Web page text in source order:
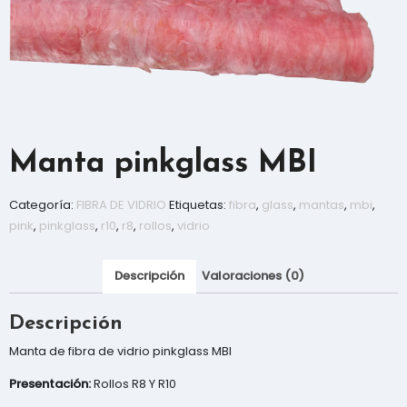
Manta pinkglass MBI
Categoría: FIBRA DE VIDRIO Etiquetas: fibra, glass, mantas, mbi,
pink, pinkglass, r10, r8, rollos, vidrio
Descripción Valoraciones (0)
Descripción
Manta de fibra de vidrio pinkglass MBI
Presentación:Rollos R8 Y R10